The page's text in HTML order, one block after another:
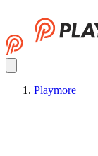
Playmore